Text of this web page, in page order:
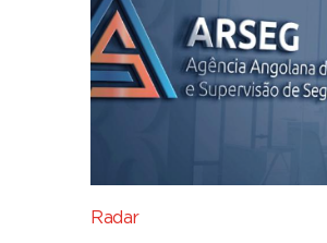
Radar